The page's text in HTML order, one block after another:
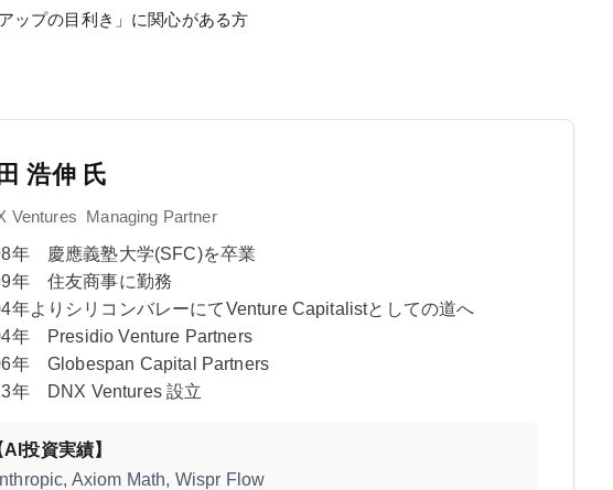
ップの目利き」に関心がある方
浩伸 氏
Ventures Managing Partner
年 慶應義塾大学(SFC)を卒業
年 住友商事に勤務
年よりシリコンバレーにてVenture Capitalistとしての道へ
年 Presidio Venture Partners
年 Globespan Capital Partners
年 DNX Ventures設立
AI投資実績】
Axiom Math, Wispr Flow